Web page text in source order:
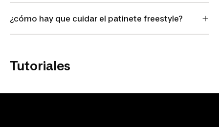
¿cómo hay que cuidar el patinete freestyle?
Tutoriales